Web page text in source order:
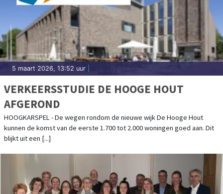
5 maart 2026, 13:52 uur
VERKEERSSTUDIE DE HOOGE HOUT
AFGEROND
HOOGKARSPEL - De wegen rondom de nieuwe wijk De Hooge Hout
kunnen de komst van de eerste 1.700 tot 2.000 woningen goed aan. Dit
blijkt uit een [...]